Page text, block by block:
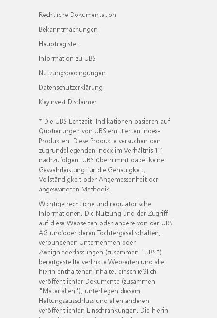
Rechtliche Dokumentation
Bekanntmachungen
Hauptregister
Information zu UBS
Nutzungsbedingungen
Datenschutzerklärung
KeyInvest Disclaimer
* Die UBS Echtzeit- Indikationen basieren auf
Quotierungen von UBS emittierten Index-
Produkten. Diese Produkte versuchen den
zugrundeliegenden Index im Verhältnis 1:1
nachzufolgen. UBS übernimmt dabei keine
Gewährleistung für die Genauigkeit,
Vollständigkeit oder Angemessenheit der
angewandten Methodik.
Wichtige rechtliche und regulatorische
Informationen. Die Nutzung und der Zugriff
auf diese Webseiten oder andere von der UBS
AG und/oder deren Tochtergesellschaften,
verbundenen Unternehmen oder
Zweigniederlassungen (zusammen "UBS")
bereitgestellte verlinkte Webseiten und alle
hierin enthaltenen Inhalte, einschließlich
veröffentlichter Dokumente (zusammen
"Materialien"), unterliegen diesem
Haftungsausschluss und allen anderen
veröffentlichten Einschränkungen. Die hierin